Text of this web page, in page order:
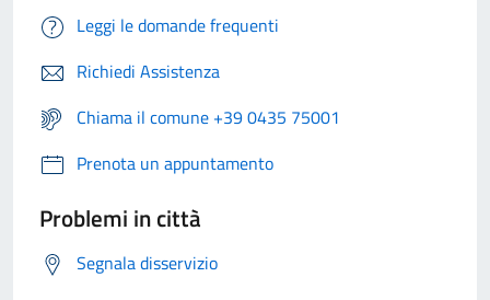
Leggi le domande frequenti
Richiedi Assistenza
Chiama il comune +39 0435 75001
Prenota un appuntamento
Problemi in città
Segnala disservizio